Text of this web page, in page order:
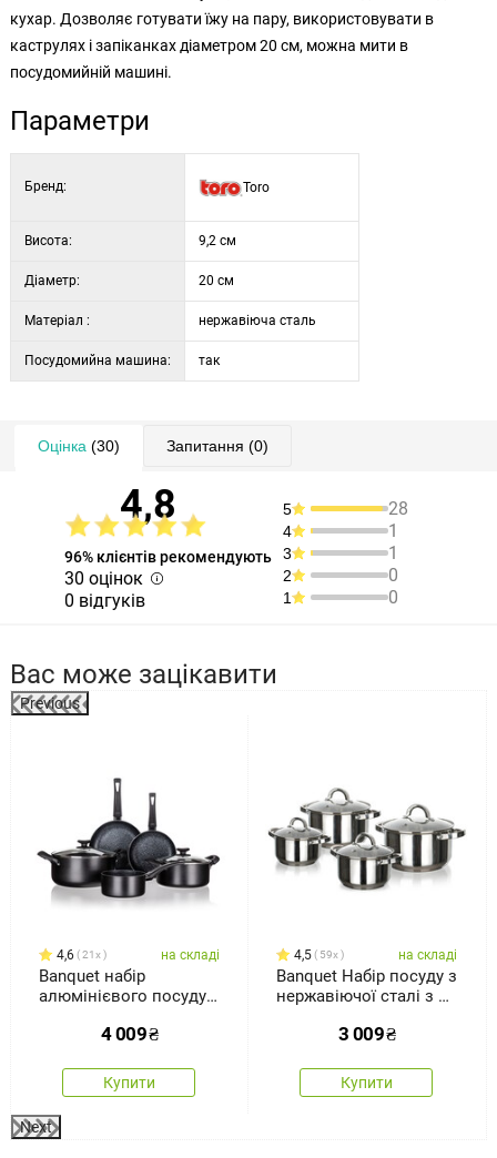
кухар. Дозволяє готувати їжу на пару, використовувати в
каструлях і запіканках діаметром 20 см, можна мити в
посудомийній машині.
Параметри
Бренд: Toro
Висота: 9,2 см
Діаметр: 20 см
Матеріал : нержавіюча сталь
Посудомийна машина: так
Оцінка (30) Запитання (0)
4,8
96% клієнтів рекомендують
30 оцінок
0 відгуків
5 28
4 1
3 1
2 0
1 0
Вас може зацікавити
Previous
4,6 21x на складі
Banquet набір
алюмінієвого посуду з
4 009₴
Купити
4,5 59x на складі
Banquet Набір посуду з
нержавіючої сталі з 8
3 009₴
Купити
Next